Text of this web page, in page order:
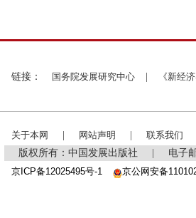
链接： 国务院发展研究中心 《新经
关于本网 网站声明 联系我们
版权所有：中国发展出版社
电子
京ICP备12025495号-1
京公网安备